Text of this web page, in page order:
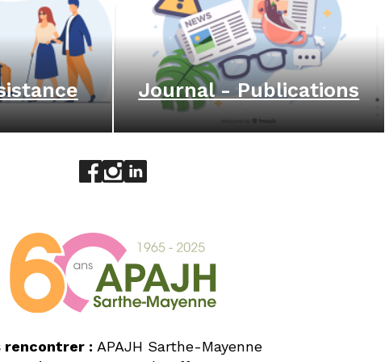
Journal - Publications
Aller sur le réseau social facebook (ouvre
Aller sur le réseau social instagram
Aller sur le réseau social linkedin
rencontrer : APAJH Sarthe-Mayenne